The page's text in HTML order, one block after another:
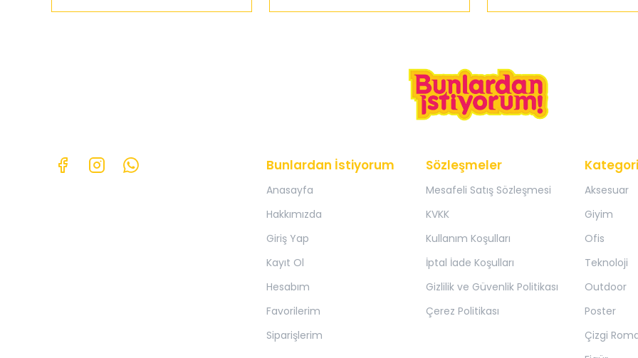
Bunlardan İstiyorum
Anasayfa
Hakkımızda
Giriş Yap
Kayıt Ol
Hesabım
Favorilerim
Siparişlerim
Sözleşmeler
Mesafeli Satış Sözleşmesi
KVKK
Kullanım Koşulları
İptal İade Koşulları
Gizlilik ve Güvenlik Politikası
Çerez Politikası
Aksesuar
Giyim
Ofis
Teknoloji
Outdoor
Poster
Çizgi